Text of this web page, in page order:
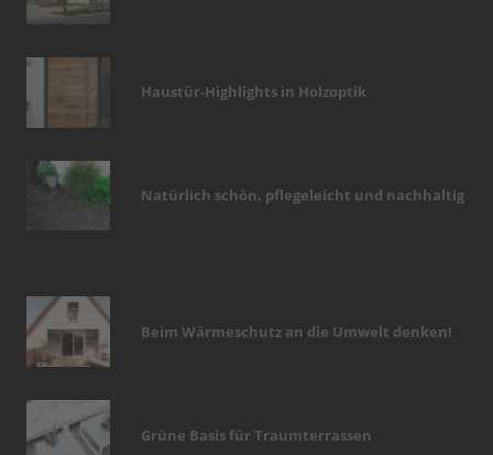
Haustür-Highlights in Holzoptik
Natürlich schön, pflegeleicht und nachhaltig
Beim Wärmeschutz an die Umwelt denken!
Grüne Basis für Traumterrassen